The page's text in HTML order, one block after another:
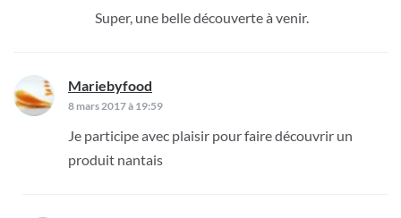
Super, une belle découverte à venir.
Mariebyfood
8 mars 2017 à 19:59
Je participe avec plaisir pour faire découvrir un
produit nantais